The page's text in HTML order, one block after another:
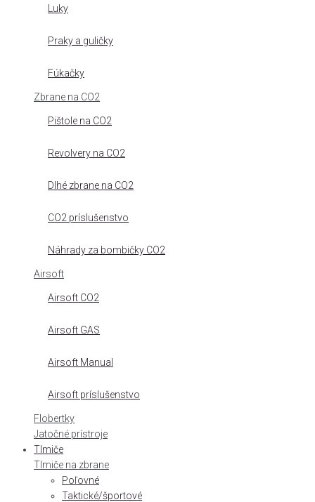
Luky
Praky a guličky
Fúkačky
Zbrane na CO2
Pištole na CO2
Revolvery na CO2
Dlhé zbrane na CO2
CO2 príslušenstvo
Náhrady za bombičky CO2
Airsoft
Airsoft CO2
Airsoft GAS
Airsoft Manual
Airsoft príslušenstvo
Flobertky
Jatočné prístroje
Tlmiče
Tlmiče na zbrane
Poľovné
Taktické/športové